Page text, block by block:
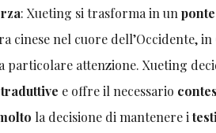
: Xueting si trasforma in unponte
cinese nel cuore dell’Occidente, in
attenzione. Xueting
e offre il necessario
la decisione di mantenere i